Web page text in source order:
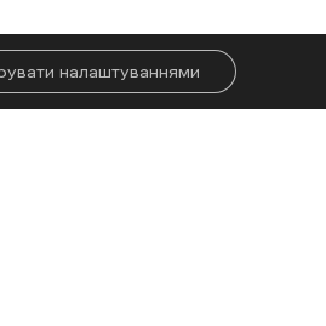
по цивільних автівках
налаштуваннями